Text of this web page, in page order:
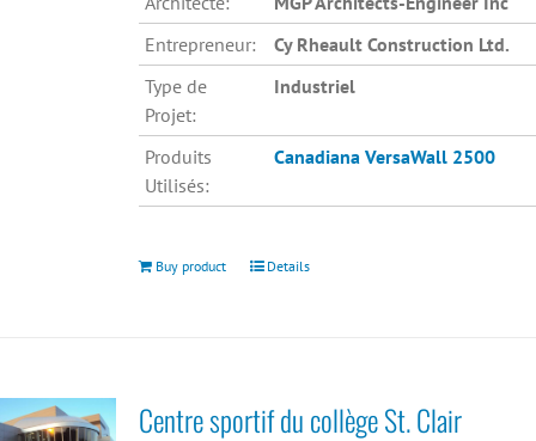
Entrepreneur:
Cy Rheault Construction Ltd.
Type de
Projet:
Industriel
Produits
Utilisés:
Canadiana VersaWall 2500
Buy product Details
Centre sportif du collège St. Clair